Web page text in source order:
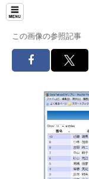
この画像の参照記事